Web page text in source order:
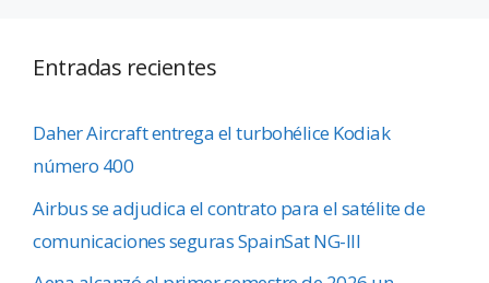
Entradas recientes
Daher Aircraft entrega el turbohélice Kodiak
número 400
Airbus se adjudica el contrato para el satélite de
comunicaciones seguras SpainSat NG-III